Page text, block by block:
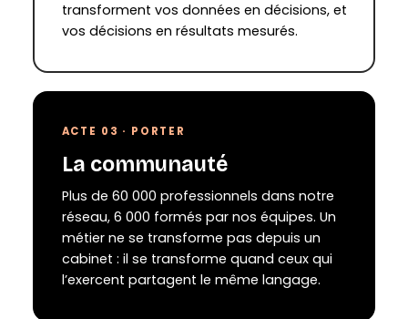
transforment vos données en décisions, et
vos décisions en résultats mesurés.
ACTE 03 · PORTER
La communauté
Plus de 60 000 professionnels dans notre
réseau, 6 000 formés par nos équipes. Un
métier ne se transforme pas depuis un
cabinet : il se transforme quand ceux qui
l’exercent partagent le même langage.